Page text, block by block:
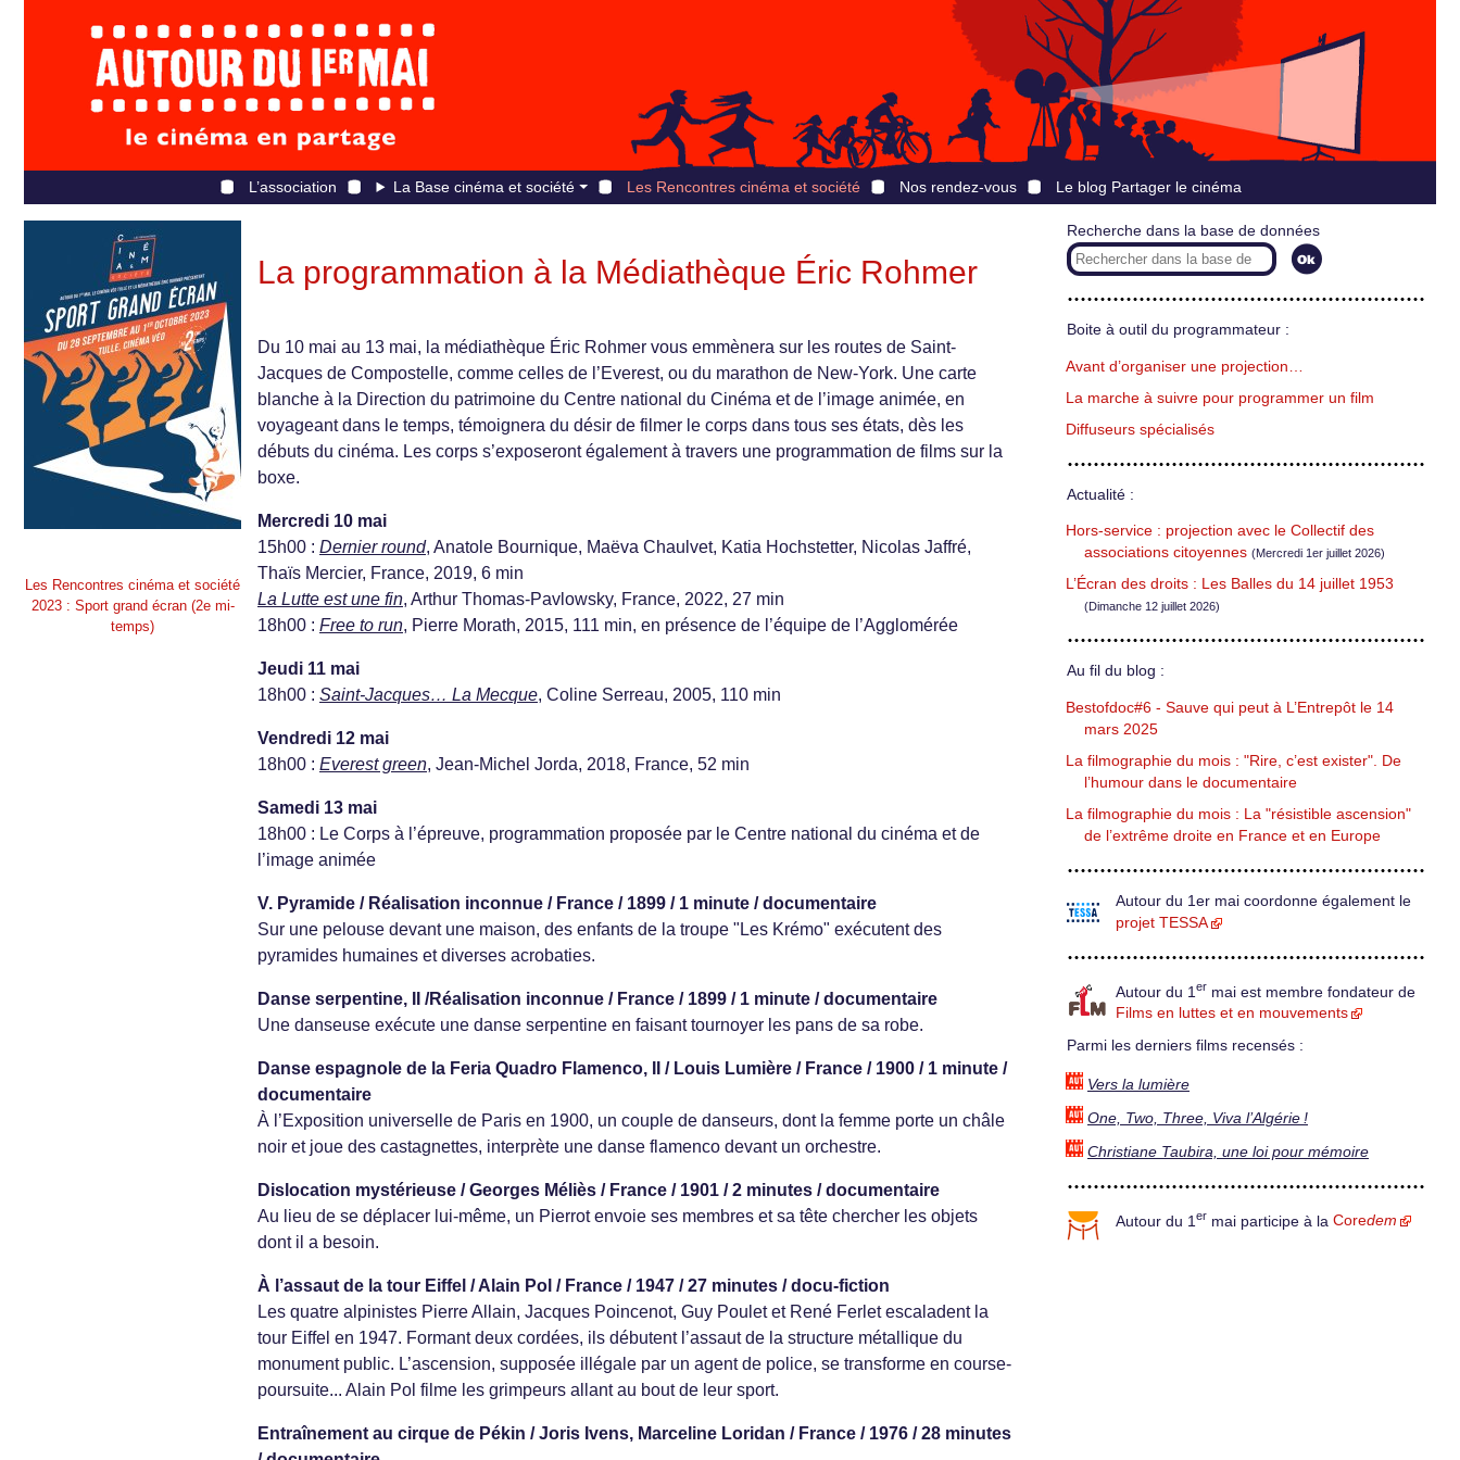
L’association La Base cinéma et société Les Rencontres cinéma et société Nos rendez-vous Le blog Partager le cinéma
Les Rencontres cinéma et société
2023 : Sport grand écran (2e mi-
temps)
La programmation à la Médiathèque Éric Rohmer
Du 10 mai au 13 mai, la médiathèque Éric Rohmer vous emmènera sur les routes de Saint-
Jacques de Compostelle, comme celles de l’Everest, ou du marathon de New-York. Une carte
blanche à la Direction du patrimoine du Centre national du Cinéma et de l’image animée, en
voyageant dans le temps, témoignera du désir de filmer le corps dans tous ses états, dès les
débuts du cinéma. Les corps s’exposeront également à travers une programmation de films sur la
boxe.
Mercredi 10 mai
15h00 : Dernier round, Anatole Bournique, Maëva Chaulvet, Katia Hochstetter, Nicolas Jaffré,
Thaïs Mercier, France, 2019, 6 min
La Lutte est une fin, Arthur Thomas-Pavlowsky, France, 2022, 27 min
18h00 : Free to run, Pierre Morath, 2015, 111 min, en présence de l’équipe de l’Agglomérée
Jeudi 11 mai
18h00 : Saint-Jacques… La Mecque, Coline Serreau, 2005, 110 min
Vendredi 12 mai
18h00 : Everest green, Jean-Michel Jorda, 2018, France, 52 min
Samedi 13 mai
18h00 : Le Corps à l’épreuve, programmation proposée par le Centre national du cinéma et de
l’image animée
V. Pyramide / Réalisation inconnue / France / 1899 / 1 minute / documentaire
Sur une pelouse devant une maison, des enfants de la troupe "Les Krémo" exécutent des
pyramides humaines et diverses acrobaties.
Danse serpentine, II /Réalisation inconnue / France / 1899 / 1 minute / documentaire
Une danseuse exécute une danse serpentine en faisant tournoyer les pans de sa robe.
Danse espagnole de la Feria Quadro Flamenco, II / Louis Lumière / France / 1900 / 1 minute /
documentaire
À l’Exposition universelle de Paris en 1900, un couple de danseurs, dont la femme porte un châle
noir et joue des castagnettes, interprète une danse flamenco devant un orchestre.
Dislocation mystérieuse / Georges Méliès / France / 1901 / 2 minutes / documentaire
Au lieu de se déplacer lui-même, un Pierrot envoie ses membres et sa tête chercher les objets
dont il a besoin.
À l’assaut de la tour Eiffel / Alain Pol / France / 1947 / 27 minutes / docu-fiction
Les quatre alpinistes Pierre Allain, Jacques Poincenot, Guy Poulet et René Ferlet escaladent la
tour Eiffel en 1947. Formant deux cordées, ils débutent l’assaut de la structure métallique du
monument public. L’ascension, supposée illégale par un agent de police, se transforme en course-
poursuite... Alain Pol filme les grimpeurs allant au bout de leur sport.
Entraînement au cirque de Pékin / Joris Ivens, Marceline Loridan / France / 1976 / 28 minutes
Recherche dans la base de données
Boite à outil du programmateur :
Avant d’organiser une projection…
La marche à suivre pour programmer un film
Diffuseurs spécialisés
Actualité :
Hors-service : projection avec le Collectif des
associations citoyennes (Mercredi 1er juillet 2026)
L’Écran des droits : Les Balles du 14 juillet 1953
(Dimanche 12 juillet 2026)
Au fil du blog :
Bestofdoc#6 - Sauve qui peut à L’Entrepôt le 14
mars 2025
La filmographie du mois : "Rire, c’est exister". De
l’humour dans le documentaire
La filmographie du mois : La "résistible ascension"
de l’extrême droite en France et en Europe
Autour du 1er mai coordonne également le
projet TESSA
Autour du 1 er mai est membre fondateur de
Films en luttes et en mouvements
Parmi les derniers films recensés :
Vers la lumière
One, Two, Three, Viva l’Algérie !
Christiane Taubira, une loi pour mémoire
Autour du 1 er mai participe à la Coredem